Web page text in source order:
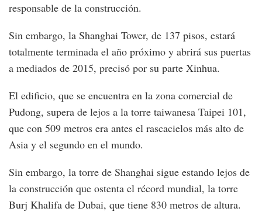
responsable de la construcción.
Sin embargo, la Shanghai Tower, de 137 pisos, estará
totalmente terminada el año próximo y abrirá sus puertas
a mediados de 2015, precisó por su parte Xinhua.
El edificio, que se encuentra en la zona comercial de
Pudong, supera de lejos a la torre taiwanesa Taipei 101,
que con 509 metros era antes el rascacielos más alto de
Asia y el segundo en el mundo.
Sin embargo, la torre de Shanghai sigue estando lejos de
la construcción que ostenta el récord mundial, la torre
Burj Khalifa de Dubai, que tiene 830 metros de altura.